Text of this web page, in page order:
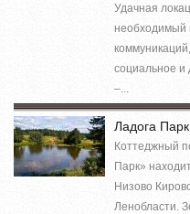
Удачная
необходимый
социальное и
–...
Ладога Парк
Коттеджный
Парк»
Низово
Ленобласти.